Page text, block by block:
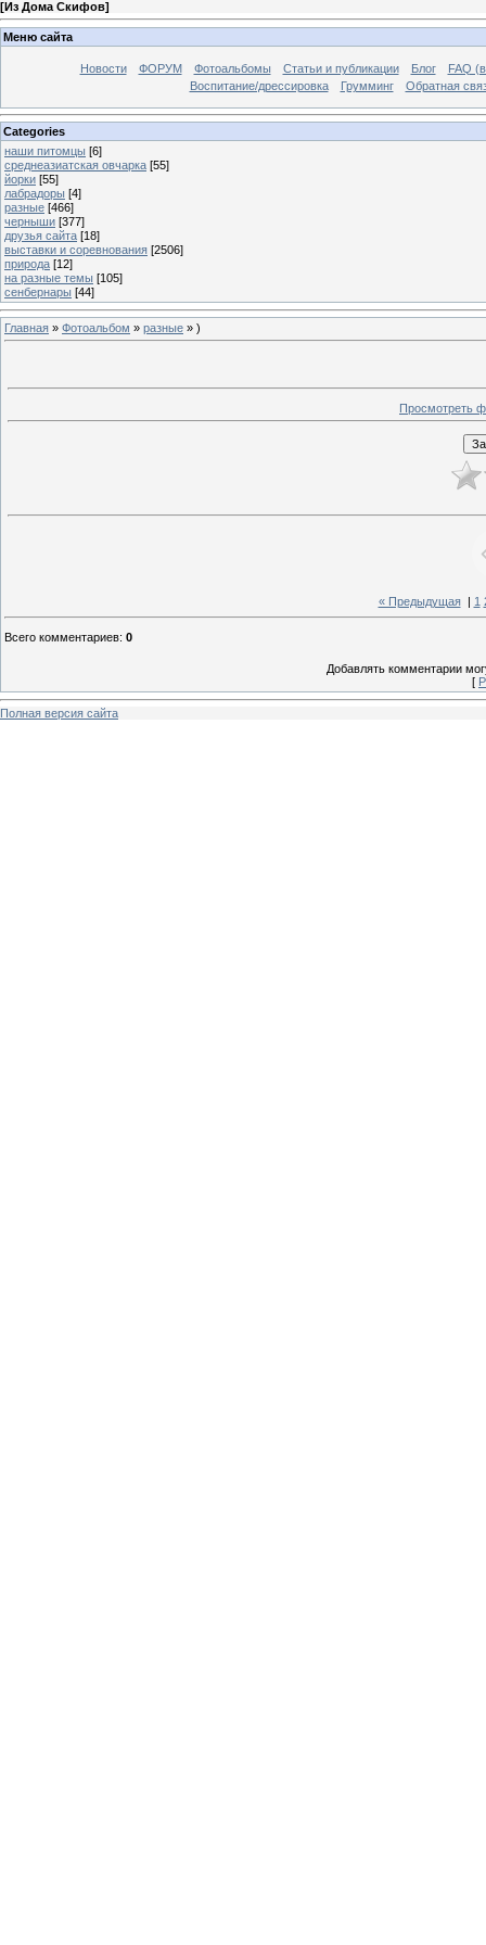
[Из Дома Скифов]
Меню сайта
Новости ФОРУМ Фотоальбомы Статьи и публикации Блог
FAQ
Воспитание/дрессировка
Грумминг Обратная
Categories
наши питомцы [6]
среднеазиатская овчарка [55]
йорки [55]
лабрадоры [4]
разные [466]
черныши [377]
друзья сайта [18]
выставки и соревнования [2506]
природа [12]
на разные темы [105]
сенбернары [44]
Главная » Фотоальбом » разные » )
Просмотреть
« Предыдущая| 1
Всего комментариев: 0
Добавлять комментарии
[
Полная версия сайта